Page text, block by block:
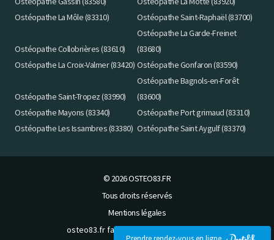
Ostéopathe La Môle (83310)
Ostéopathe Saint-Raphaël (83700)
Ostéopathe Collobrières (83610)
Ostéopathe La Garde-Freinet
(83680)
Ostéopathe La Croix-Valmer (83420) Ostéopathe Gonfaron (83590)
Ostéopathe Saint-Tropez (83990)
Ostéopathe Bagnols-en-Forêt
(83600)
Ostéopathe Mayons (83340)
Ostéopathe Port grimaud (83310)
Ostéopathe Les Issambres (83380) Ostéopathe Saint Aygulf (83370)
© 2026OSTEO83.FR
Tous droits réservés
Mentions légales
osteo83.fr fait partie desBooster-site